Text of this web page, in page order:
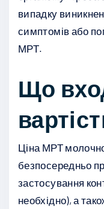
випадку
симптомів або
МРТ.
Що
Ціна МРТ
безпосередньо
застосування
необхідно), а